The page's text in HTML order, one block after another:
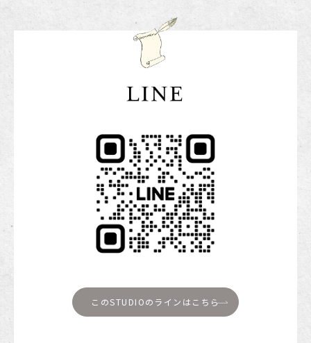
このSTUDIOの ラインはこちら